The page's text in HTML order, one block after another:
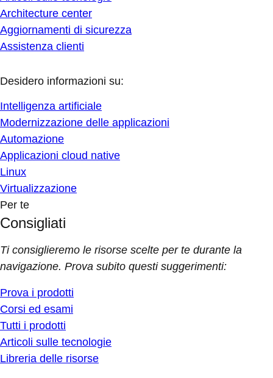
Architecture center
Aggiornamenti di sicurezza
Assistenza clienti
Desidero informazioni su:
Intelligenza artificiale
Modernizzazione delle applicazioni
Automazione
Applicazioni cloud native
Linux
Virtualizzazione
Per te
Consigliati
Ti consiglieremo le risorse scelte per te durante la
navigazione. Prova subito questi suggerimenti:
Prova i prodotti
Corsi ed esami
Tutti i prodotti
Articoli sulle tecnologie
Libreria delle risorse